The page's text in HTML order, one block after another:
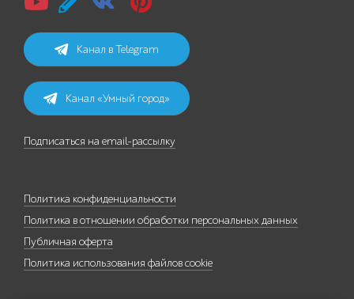
Канал в Telegram
Канал «Умный город»
Подписаться на email-рассылку
Политика конфиденциальности
Политика в отношении обработки персональных данных
Публичная оферта
Политика использования файлов cookie